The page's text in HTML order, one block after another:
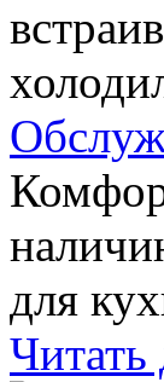
для
Читать